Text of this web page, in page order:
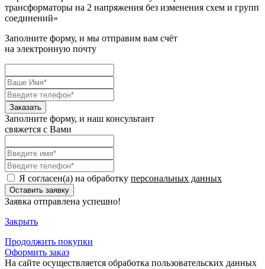
трансформаторы на 2 напряжения без изменения схем и групп
соединений»
Заполните форму, и мы отправим вам счёт
на электронную почту
Заполните форму, и наш консультант
свяжется с Вами
Я согласен(а) на обработку персональных данных
Заявка отправлена успешно!
Закрыть
Продолжить покупки
Оформить заказ
На сайте осуществляется обработка пользовательских данных